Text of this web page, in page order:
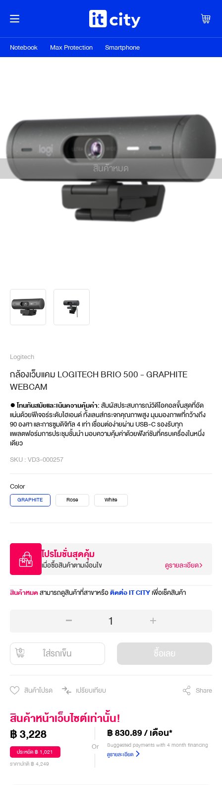
Notebook Max Protection Smartphone
สินค้าหมด
Logitech
กล้องเว็บแคม LOGITECH BRIO 500 - GRAPHITE
WEBCAM
● โทนทันสมัยและเน้นความคุ้มค่า: สัมผัสประสบการณ์วิดีโอคอลขั้นสุดที่อัด
แน่นด้วยฟีเจอร์ระดับไฮเอนด์ ทั้งเลนส์กระจกคุณภาพสูง มุมมองภาพที่กว้างถึง
90 องศา และการซูมดิจิทัล 4 เท่า เชื่อมต่อง่ายผ่าน USB-C รองรับทุก
แพลตฟอร์มการประชุมชั้นนำ มอบความคุ้มค่าด้วยฟังก์ชันที่ครบเครื่องในหนึ่ง
เดียว
SKU : VD3-000257
Color
GRAPHITE Rose White
โปรโมชั่นสุดคุ้ม
เมื่อซื้อสินค้าตามเงื่อนไข ดูรายละเอียด
สินค้าหมดสามารถดูสินค้าที่สาขาหรือติดต่อ IT CITYเพื่อเช็คสินค้า
1
ใส่รถเข็น ซื้อเลย
สินค้าโปรด เปรียบเทียบ Share
สินค้าหน้าเว็บไซต์เท่านั้น!
฿ 3,228
ประหยัด ฿ 1,021
ราคาปกติ ฿ 4,249
Or
฿ 830.89 / เดือน*
Suggested payments with 4 month financing
ดูรายละเอียด